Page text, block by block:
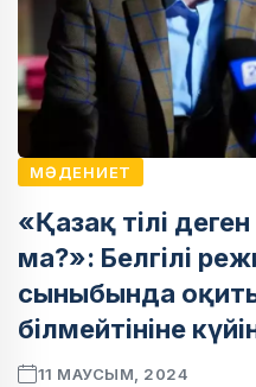
МӘДЕНИЕТ
«Қазақ тілі
ма?»: Белгілі
сыныбында
білмейтініне
11 МАУСЫМ, 2024